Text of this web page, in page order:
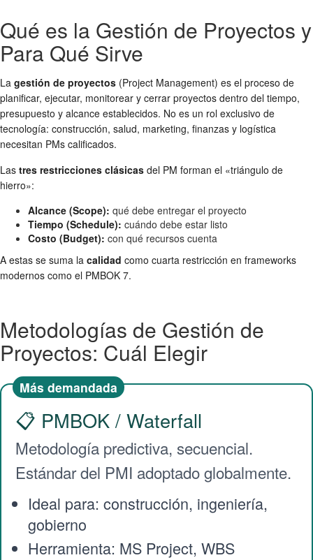
Qué es la Gestión de Proyectos y
Para Qué Sirve
La gestión de proyectos (Project Management) es el proceso de
planificar, ejecutar, monitorear y cerrar proyectos dentro del tiempo,
presupuesto y alcance establecidos. No es un rol exclusivo de
tecnología: construcción, salud, marketing, finanzas y logística
necesitan PMs calificados.
Las tres restricciones clásicas del PM forman el «triángulo de
hierro»:
Alcance (Scope): qué debe entregar el proyecto
Tiempo (Schedule): cuándo debe estar listo
Costo (Budget): con qué recursos cuenta
A estas se suma la calidad como cuarta restricción en frameworks
modernos como el PMBOK 7.
Metodologías de Gestión de
Proyectos: Cuál Elegir
Más demandada
📋 PMBOK / Waterfall
Metodología predictiva, secuencial.
Estándar del PMI adoptado globalmente.
Ideal para: construcción, ingeniería,
gobierno
Herramienta: MS Project, WBS